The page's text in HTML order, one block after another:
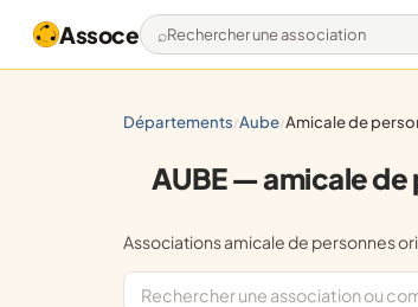
Assoce Rechercher une association
départements/ aube/ amicale de personnes originaires d'un même pays (hors
AUBE — amicale
Associations amicale de personnes